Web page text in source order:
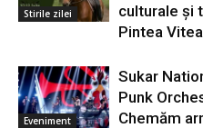
Stirile zilei
culturale și
Pintea
Eveniment
Sukar
Punk
Chemăm